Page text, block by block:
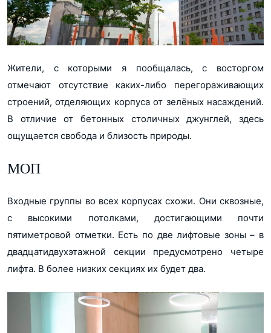
Жители, с которыми я пообщалась, с восторгом
отмечают отсутствие каких-либо перегораживающих
строений, отделяющих корпуса от зелёных насаждений.
В отличие от бетонных столичных джунглей, здесь
ощущается свобода и близость природы.
МОП
Входные группы во всех корпусах схожи. Они сквозные,
с высокими потолками, достигающими почти
пятиметровой отметки. Есть по две лифтовые зоны – в
двадцатидвухэтажной секции предусмотрено четыре
лифта. В более низких секциях их будет два.